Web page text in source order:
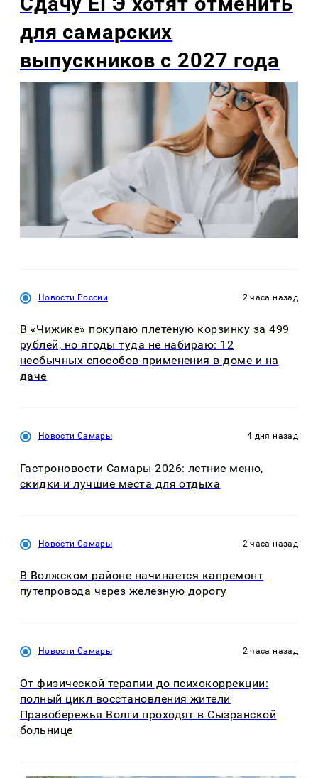
для самарских
выпускников с 2027 года
Новости России 2 часа назад
В «Чижике» покупаю плетеную корзинку за 499
рублей, но ягоды туда не набираю: 12
необычных способов применения в доме и на
даче
Новости Самары 4 дня назад
Гастроновости Самары 2026: летние меню,
скидки и лучшие места для отдыха
Новости Самары 2 часа назад
В Волжском районе начинается капремонт
путепровода через железную дорогу
Новости Самары 2 часа назад
От физической терапии до психокоррекции:
полный цикл восстановления жители
Правобережья Волги проходят в Сызранской
больнице